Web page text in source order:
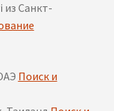
из Санкт-
Поиск и